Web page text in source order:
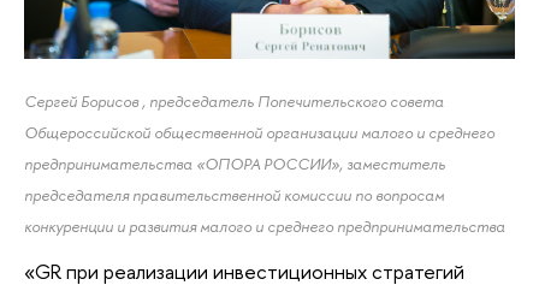
Сергей Борисов , председатель Попечительского совета
Общероссийской общественной организации малого и среднего
предпринимательства «ОПОРА РОССИИ», заместитель
председателя правительственной комиссии по вопросам
конкуренции и развития малого и среднего предпринимательства
«GR при реализации инвестиционных стратегий